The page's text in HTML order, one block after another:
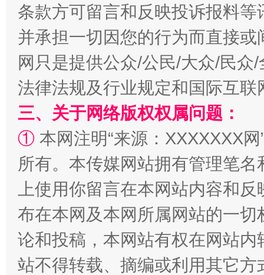
解纷+调解+退费，一次搞定
站台名比不上好声名
条款方可留言和反映投诉报料
并承担一切因您的行为而直接
网只是提供公众/公民/大众/民
法律法规及行业规定和国际互
三、关于网络版权权属问题：
① 本网注明“来源：XXXXXXX
所有。本传媒网站拥有管理笔
上使用你留言在本网站内容和
布在本网及本网所属网站的一
论和投稿，本网站有权在网站
站不得转载、摘编或利用其它